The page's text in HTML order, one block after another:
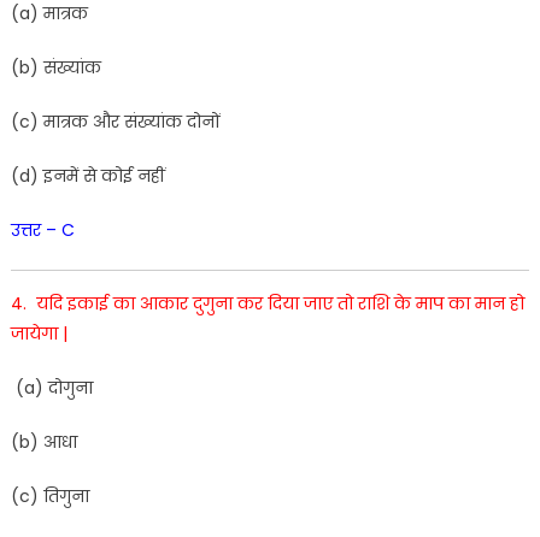
(a)मात्रक
(b)संख्यांक
(c) मात्रक औरसंख्यांकदोनों
(d)इनमेंसेकोईनहीं
उत्तर – C
4. यदि इकाई का आकार दुगुना कर दिया जाए तो राशि के माप का मान हो
जायेगा |
(a)दोगुना
(b) आधा
(c) तिगुना